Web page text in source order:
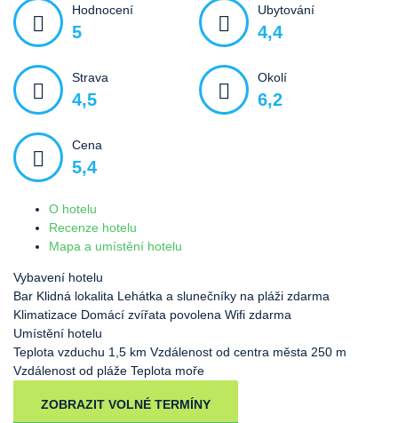
Hodnocení
5
Ubytování
4,4
Strava
4,5
Okolí
6,2
Cena
5,4
O hotelu
Recenze hotelu
Mapa a umístění hotelu
Vybavení hotelu
Bar Klidná lokalita Lehátka a slunečníky na pláži zdarma
Klimatizace Domácí zvířata povolena Wifi zdarma
Umístění hotelu
Teplota vzduchu 1,5 km Vzdálenost od centra města 250 m
Vzdálenost od pláže Teplota moře
ZOBRAZIT VOLNÉ TERMÍNY